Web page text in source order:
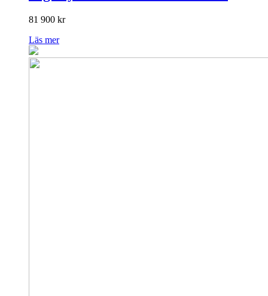
81 900 kr
Läs mer